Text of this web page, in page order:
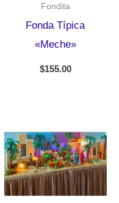
Fondita
Fonda Típica
«Meche»
$155.00